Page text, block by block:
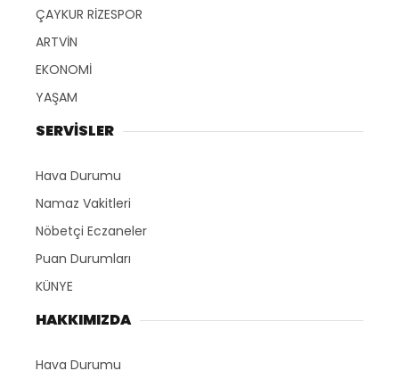
ÇAYKUR RİZESPOR
ARTVİN
EKONOMİ
YAŞAM
SERVİSLER
Hava Durumu
Namaz Vakitleri
Nöbetçi Eczaneler
Puan Durumları
KÜNYE
HAKKIMIZDA
Hava Durumu